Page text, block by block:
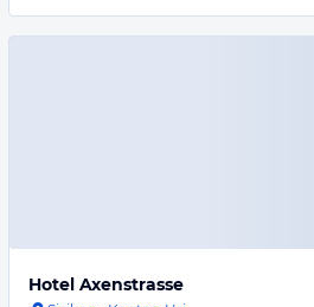
Hotel Axenstrasse